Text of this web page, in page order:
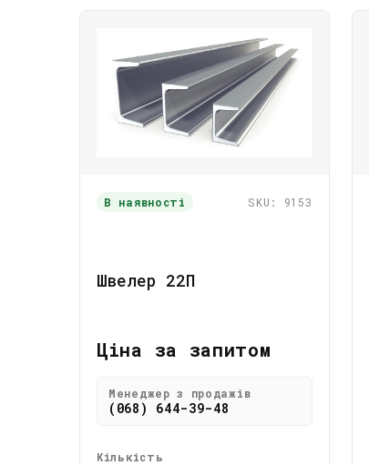
В наявності SKU: 9153
Швелер 22П
Ціна за запитом
Менеджер з продажів
(068) 644-39-48
Кількість